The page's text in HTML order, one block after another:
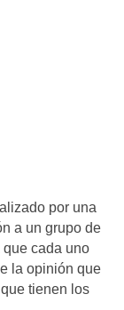
por una
a un grupo de
que cada uno
la opinión que
tienen los